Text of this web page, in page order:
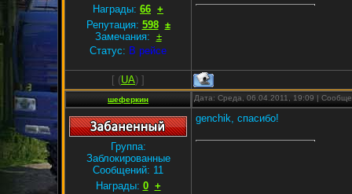
Награды: 66 +
Репутация: 598 ±
Замечания: ±
Статус: В рейсе
[ (UA) ]
шеферкин Дата: Среда, 06.04.2011, 19:09 |
Группа:
Заблокированные
Сообщений: 11
Награды: 0 +
genchik, спасибо!